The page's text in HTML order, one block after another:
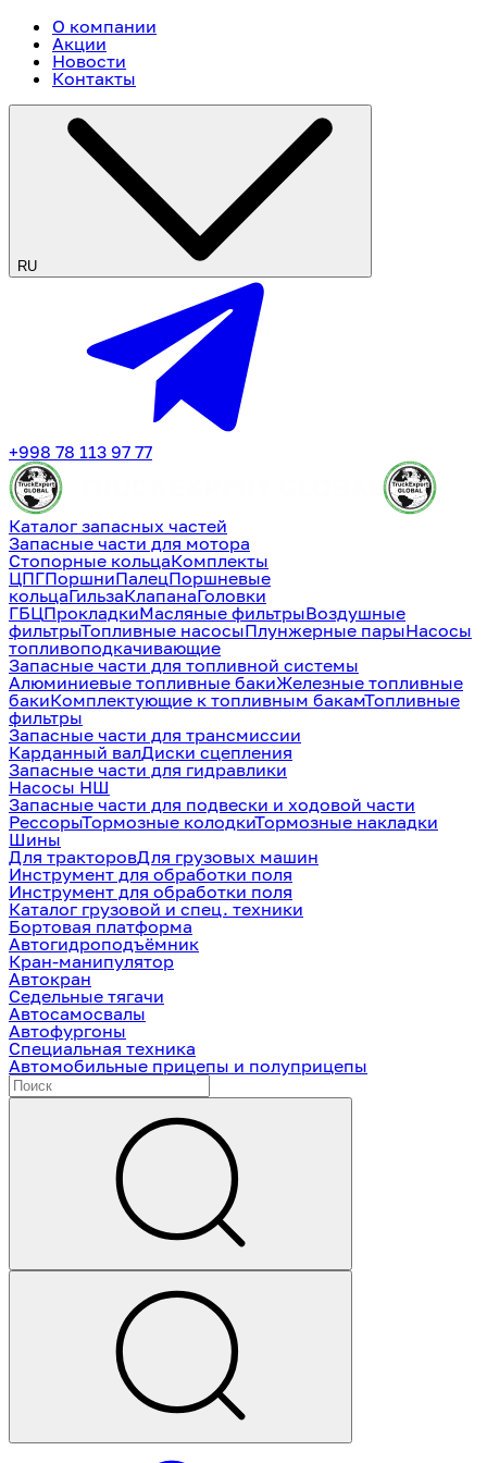
О компании
Акции
Новости
Контакты
RU
+998 78 113 97 77
Каталог запасных частей
Запасные части для мотора
Стопорные кольцаКомплекты
ЦПГПоршниПалецПоршневые
кольцаГильзаКлапанаГоловки
ГБЦПрокладкиМасляные фильтрыВоздушные
фильтрыТопливные насосыПлунжерные парыНасосы
топливоподкачивающие
Запасные части для топливной системы
Алюминиевые топливные бакиЖелезные топливные
бакиКомплектующие к топливным бакамТопливные
фильтры
Запасные части для трансмиссии
Карданный валДиски сцепления
Запасные части для гидравлики
Насосы НШ
Запасные части для подвески и ходовой части
РессорыТормозные колодкиТормозные накладки
Шины
Для тракторовДля грузовых машин
Инструмент для обработки поля
Инструмент для обработки поля
Каталог грузовой и спец. техники
Бортовая платформа
Автогидроподъёмник
Кран-манипулятор
Автокран
Седельные тягачи
Автосамосвалы
Автофургоны
Специальная техника
Автомобильные прицепы и полуприцепы